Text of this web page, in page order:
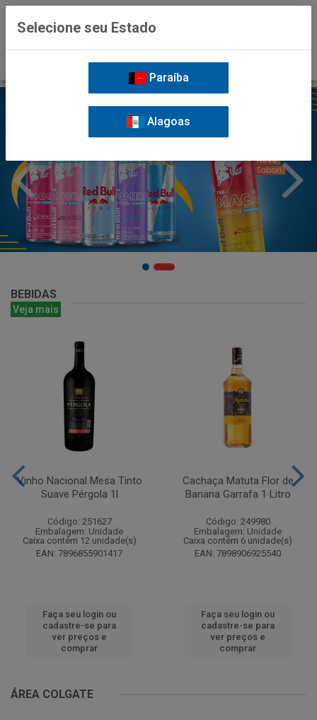
BEBIDAS
Veja mais
Vinho Nacional Mesa Tinto
Suave Pérgola 1l
Código: 251627
Embalagem: Unidade
Caixa contém 12 unidade(s)
EAN: 7896855901417
Faça seu login ou
cadastre-se para
ver preços e
comprar
Cachaça Matuta Flor de
Banana Garrafa 1 Litro
Código: 249980
Embalagem: Unidade
Caixa contém 6 unidade(s)
EAN: 7898906925540
Faça seu login ou
cadastre-se para
ver preços e
comprar
ÁREA COLGATE
Selecione seu Estado
Paraíba
Alagoas